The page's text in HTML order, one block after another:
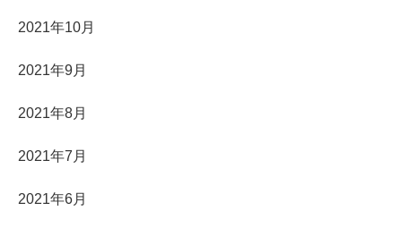
2021年10月
2021年9月
2021年8月
2021年7月
2021年6月